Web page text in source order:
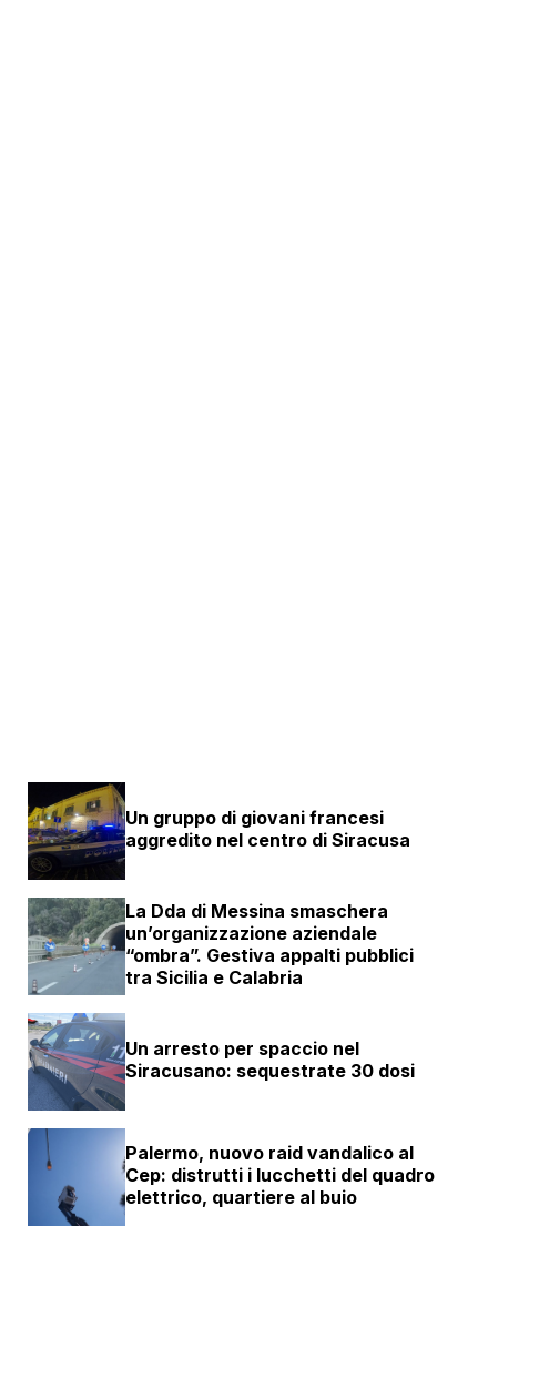
Un gruppo di giovani francesi
aggredito nel centro di Siracusa
La Dda di Messina smaschera
un’organizzazione aziendale
“ombra”. Gestiva appalti pubblici
tra Sicilia e Calabria
Un arresto per spaccio nel
Siracusano: sequestrate 30 dosi
Palermo, nuovo raid vandalico al
Cep: distrutti i lucchetti del quadro
elettrico, quartiere al buio